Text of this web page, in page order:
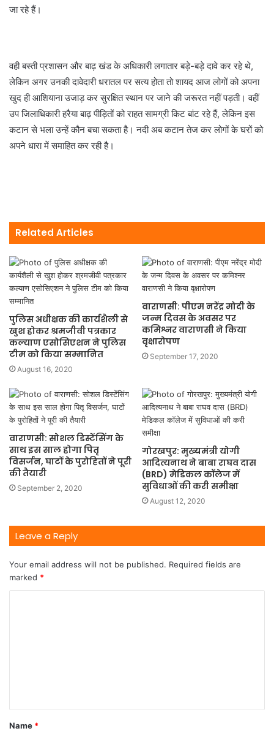
जा रहे हैं।
वही बस्ती प्रशासन और बाढ़ खंड के अधिकारी लगातार बड़े-बड़े दावे कर रहे थे,
लेकिन अगर उनकी दावेदारी धरातल पर सत्य होता तो शायद आज लोगों को अपना
खुद ही आशियाना उजाड़ कर सुरक्षित स्थान पर जाने की जरूरत नहीं पड़ती। वहीं
उप जिलाधिकारी हरैया बाढ़ पीड़ितों को राहत सामग्री किट बांट रहे हैं, लेकिन इस
कटान से भला उन्हें कौन बचा सकता है। नदी अब कटान तेज कर लोगों के घरों को
अपने धारा में समाहित कर रही है।
Related Articles
पुलिस अधीक्षक की कार्यशैली से
खुश होकर श्रमजीवी पत्रकार
कल्याण एसोसिएशन ने पुलिस
टीम को किया सम्मानित
August 16, 2020
वाराणसी: पीएम नरेंद्र मोदी के
जन्म दिवस के अवसर पर
कमिश्नर वाराणसी ने किया
वृक्षारोपण
September 17, 2020
वाराणसी: सोशल डिस्टेंसिंग के
साथ इस साल होगा पितृ
विसर्जन, घाटों के पुरोहितों ने पूरी
की तैयारी
September 2, 2020
गोरखपुर: मुख्यमंत्री योगी
आदित्यनाथ ने बाबा राघव दास
(BRD) मेडिकल कॉलेज में
सुविधाओं की करी समीक्षा
August 12, 2020
Leave a Reply
Your email address will not be published. Required fields are
marked *
Name *